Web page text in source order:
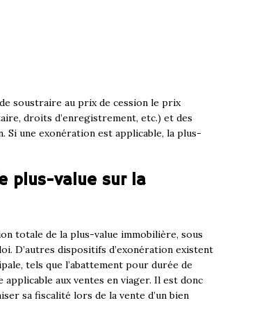
soustraire au prix de cession le prix
droits d’enregistrement, etc.) et des
une exonération est applicable, la plus-
plus-value sur la
totale de la plus-value immobilière, sous
D’autres dispositifs d’exonération existent
tels que l’abattement pour durée de
aux ventes en viager. Il est donc
sa fiscalité lors de la vente d’un bien